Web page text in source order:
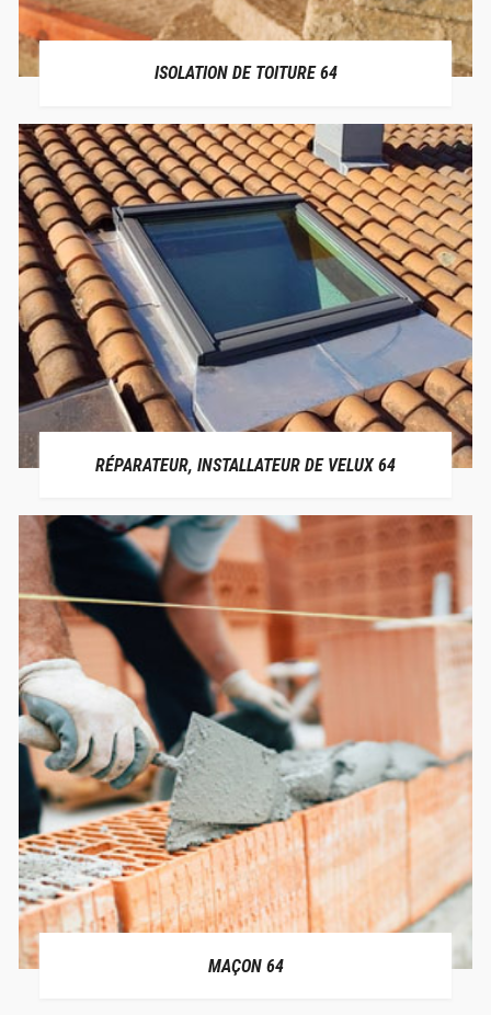
ISOLATION DE TOITURE 64
RÉPARATEUR, INSTALLATEUR DE VELUX 64
MAÇON 64